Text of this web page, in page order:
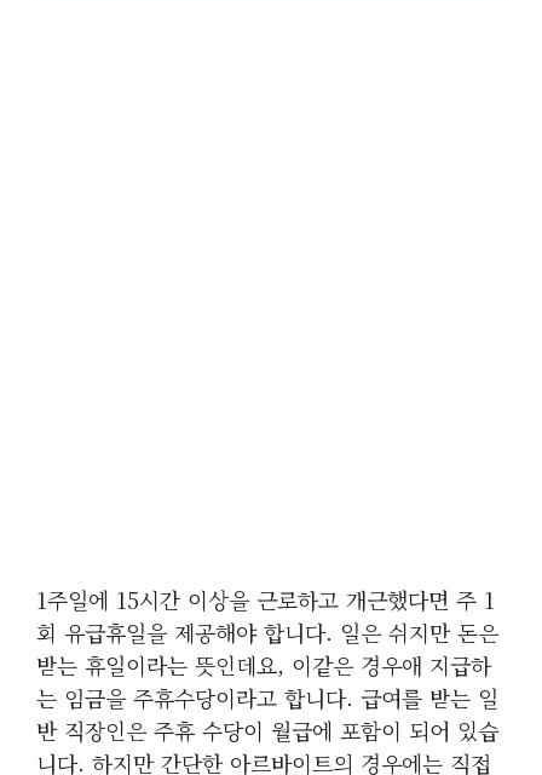
1주일에 15시간 이상을 근로하고 개근했다면 주 1
회 유급휴일을 제공해야 합니다. 일은 쉬지만 돈은
받는 휴일이라는 뜻인데요, 이같은 경우애 지급하
는 임금을 주휴수당이라고 합니다. 급여를 받는 일
반 직장인은 주휴 수당이 월급에 포함이 되어 있습
니다. 하지만 간단한 아르바이트의 경우에는 직접